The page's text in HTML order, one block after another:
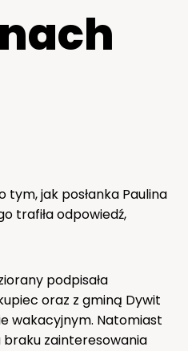
jak posłanka Paulina
trafiła odpowiedź,
podpisała
oraz z gminą Dywit
wakacyjnym. Natomiast
zainteresowania